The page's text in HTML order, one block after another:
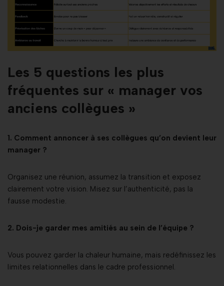
Les 5 questions les plus
fréquentes sur « manager vos
anciens collègues »
1. Comment annoncer à ses collègues qu’on devient leur
manager ?
Organisez une réunion, assumez la transition et exposez
clairement votre vision. Misez sur l’authenticité, pas la
fausse modestie.
2. Dois-je garder mes amitiés au sein de l’équipe ?
Vous pouvez garder la chaleur humaine, mais redéfinissez les
limites relationnelles dans le cadre professionnel.